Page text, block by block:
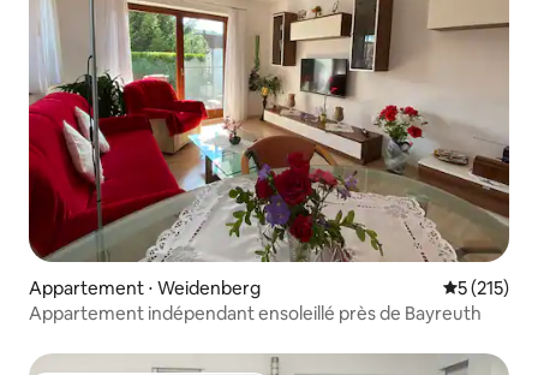
Appartement ⋅ Weidenberg Évaluation
5 (215)
Appartement indépendant ensoleillé près de Bayreuth